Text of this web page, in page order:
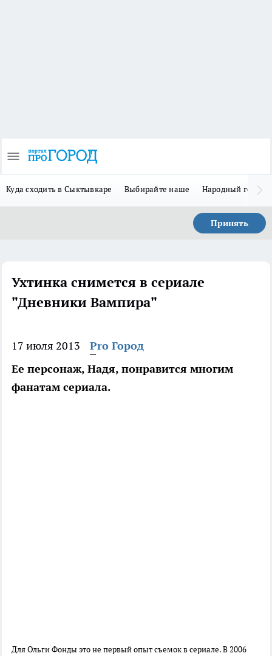
Куда сходить в Сыктывкаре Выбирайте наше Народный герой-
Принять
Ухтинка снимется в сериале
"Дневники Вампира"
17 июля 2013
Pro Город
Ее персонаж, Надя, понравится многим
фанатам сериала.
Для Ольги Фонды это не первый опытсъемок в сериале. В 2006